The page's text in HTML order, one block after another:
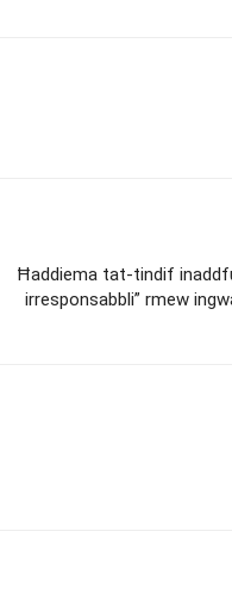
Ħaddiema tat-tindif
irresponsabbli” rmew